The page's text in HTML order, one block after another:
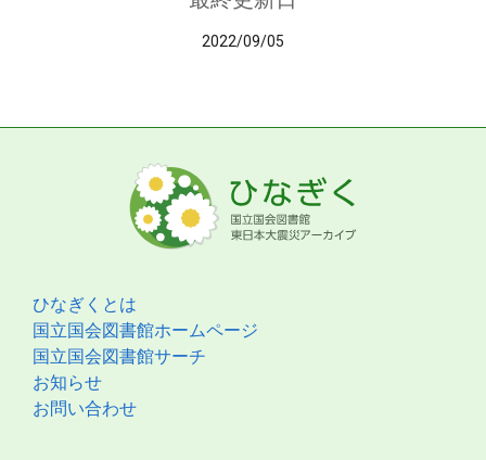
2022/09/05
ひなぎくとは
国立国会図書館ホームページ
国立国会図書館サーチ
お知らせ
お問い合わせ